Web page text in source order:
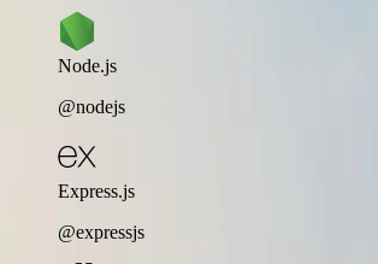
Node.js
@nodejs
Express.js
@expressjs